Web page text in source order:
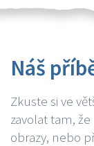
Náš
Zkuste si ve
zavolat tam,
obrazy, nebo